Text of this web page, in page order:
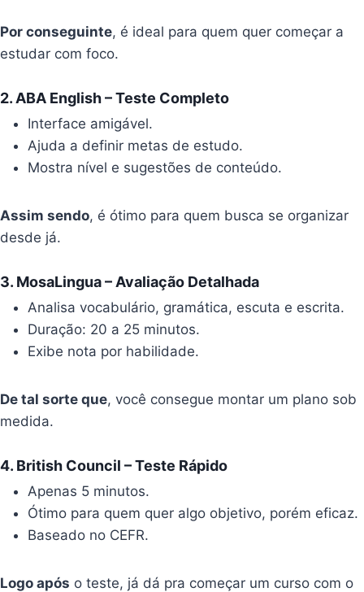
Por conseguinte, é ideal para quem quer começar a
estudar com foco.
2. ABA English – Teste Completo
Interface amigável.
Ajuda a definir metas de estudo.
Mostra nível e sugestões de conteúdo.
Assim sendo, é ótimo para quem busca se organizar
desde já.
3. MosaLingua – Avaliação Detalhada
Analisa vocabulário, gramática, escuta e escrita.
Duração: 20 a 25 minutos.
Exibe nota por habilidade.
De tal sorte que, você consegue montar um plano sob
medida.
4. British Council – Teste Rápido
Apenas 5 minutos.
Ótimo para quem quer algo objetivo, porém eficaz.
Baseado no CEFR.
Logo após o teste, já dá pra começar um curso com o